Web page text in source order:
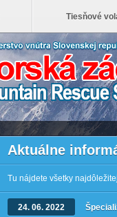
Tiesňové
Aktuálne
Tu nájdete všetky
24. 06. 2022